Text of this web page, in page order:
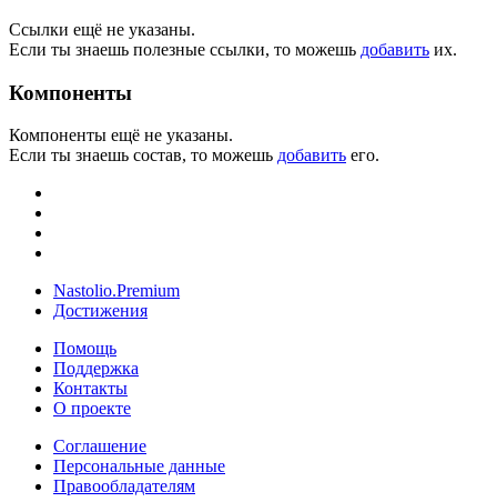
Ссылки ещё не указаны.
Если ты знаешь полезные ссылки, то можешь добавить их.
Компоненты
Компоненты ещё не указаны.
Если ты знаешь состав, то можешь добавить его.
Nastolio.Premium
Достижения
Помощь
Поддержка
Контакты
О проекте
Соглашение
Персональные данные
Правообладателям